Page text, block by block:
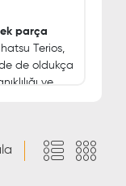
parça
Terios,
de oldukça
ve
bazı
Bu